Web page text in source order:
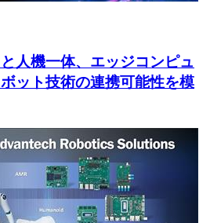
人機一体、エッジコンピュ
ット技術の連携可能性を模